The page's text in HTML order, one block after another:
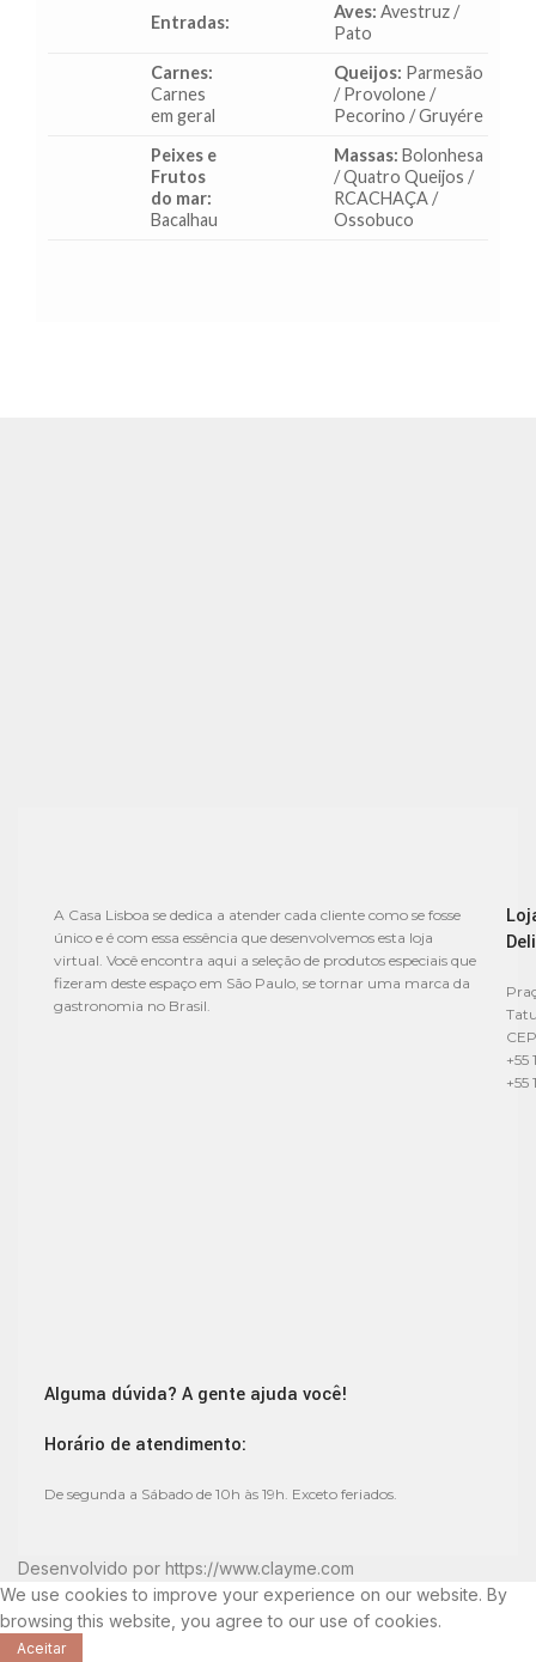
Entradas:
Aves: Avestruz /
Pato
Carnes:
Carnes
em geral
Queijos: Parmesão
/ Provolone /
Pecorino / Gruyére
Peixes e
Frutos
do mar:
Bacalhau
Massas: Bolonhesa
/ Quatro Queijos /
RCACHAÇA /
Ossobuco
A Casa Lisboa se dedica a atender cada cliente como se fosse
único e é com essa essência que desenvolvemos esta loja
virtual. Você encontra aqui a seleção de produtos especiais que
fizeram deste espaço em São Paulo, se tornar uma marca da
gastronomia no Brasil.
+55
+55
Alguma dúvida? A gente ajuda você!
Horário de atendimento:
De segunda a Sábado de 10h às 19h. Exceto feriados.
Desenvolvido por https://www.clayme.com
We use cookies to improve your experience on our website. By
browsing this website, you agree to our use of cookies.
Aceitar